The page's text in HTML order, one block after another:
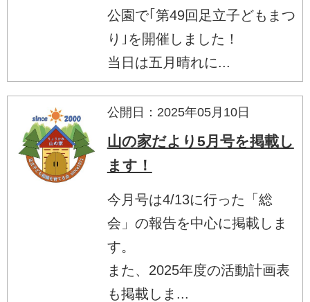
公園で｢第49回足立子どもまつ
り｣を開催しました！
当日は五月晴れに...
公開日：2025年05月10日
山の家だより5月号を掲載し
ます！
今月号は4/13に行った「総
会」の報告を中心に掲載しま
す。
また、2025年度の活動計画表
も掲載しま...